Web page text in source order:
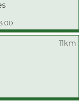
11km